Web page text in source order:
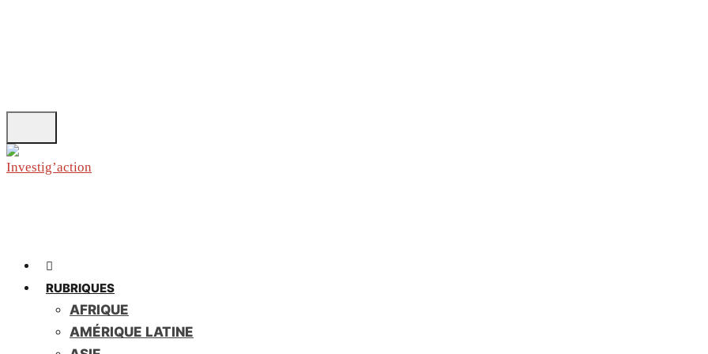
RUBRIQUES
AFRIQUE
AMÉRIQUE LATINE